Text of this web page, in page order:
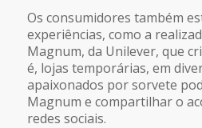
Os consumidores também
experiências, como a
Magnum, da Unilever, que
é, lojas temporárias, em
apaixonados por sorvete
Magnum e compartilhar o
redes sociais.